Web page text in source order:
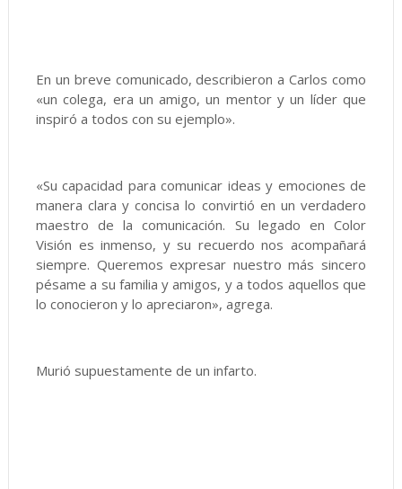
En un breve comunicado, describieron a Carlos como
«un colega, era un amigo, un mentor y un líder que
inspiró a todos con su ejemplo».
«Su capacidad para comunicar ideas y emociones de
manera clara y concisa lo convirtió en un verdadero
maestro de la comunicación. Su legado en Color
Visión es inmenso, y su recuerdo nos acompañará
siempre. Queremos expresar nuestro más sincero
pésame a su familia y amigos, y a todos aquellos que
lo conocieron y lo apreciaron», agrega.
Murió supuestamente de un infarto.